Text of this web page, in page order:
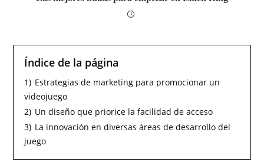
Índice de la página
1) Estrategias de marketing para promocionar un
videojuego
2) Un diseño que priorice la facilidad de acceso
3) La innovación en diversas áreas de desarrollo del
juego